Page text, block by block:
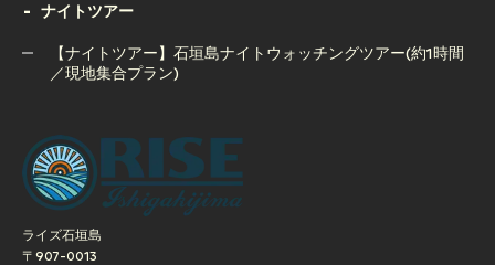
【夕方開催】石垣島サンセットSUPクルージングツアー｜写
ナイトツアー
【ナイトツアー】石垣島ナイトウォッチングツアー(約1時間
／現地集合プラン)
／現地集合プラン)
ライズ石垣島
〒907-0013